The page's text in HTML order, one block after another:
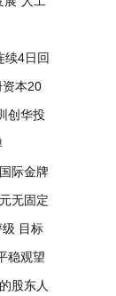
续4日回
资本20
创华投
际金牌
无固定
级 目标
稳观望
股东人